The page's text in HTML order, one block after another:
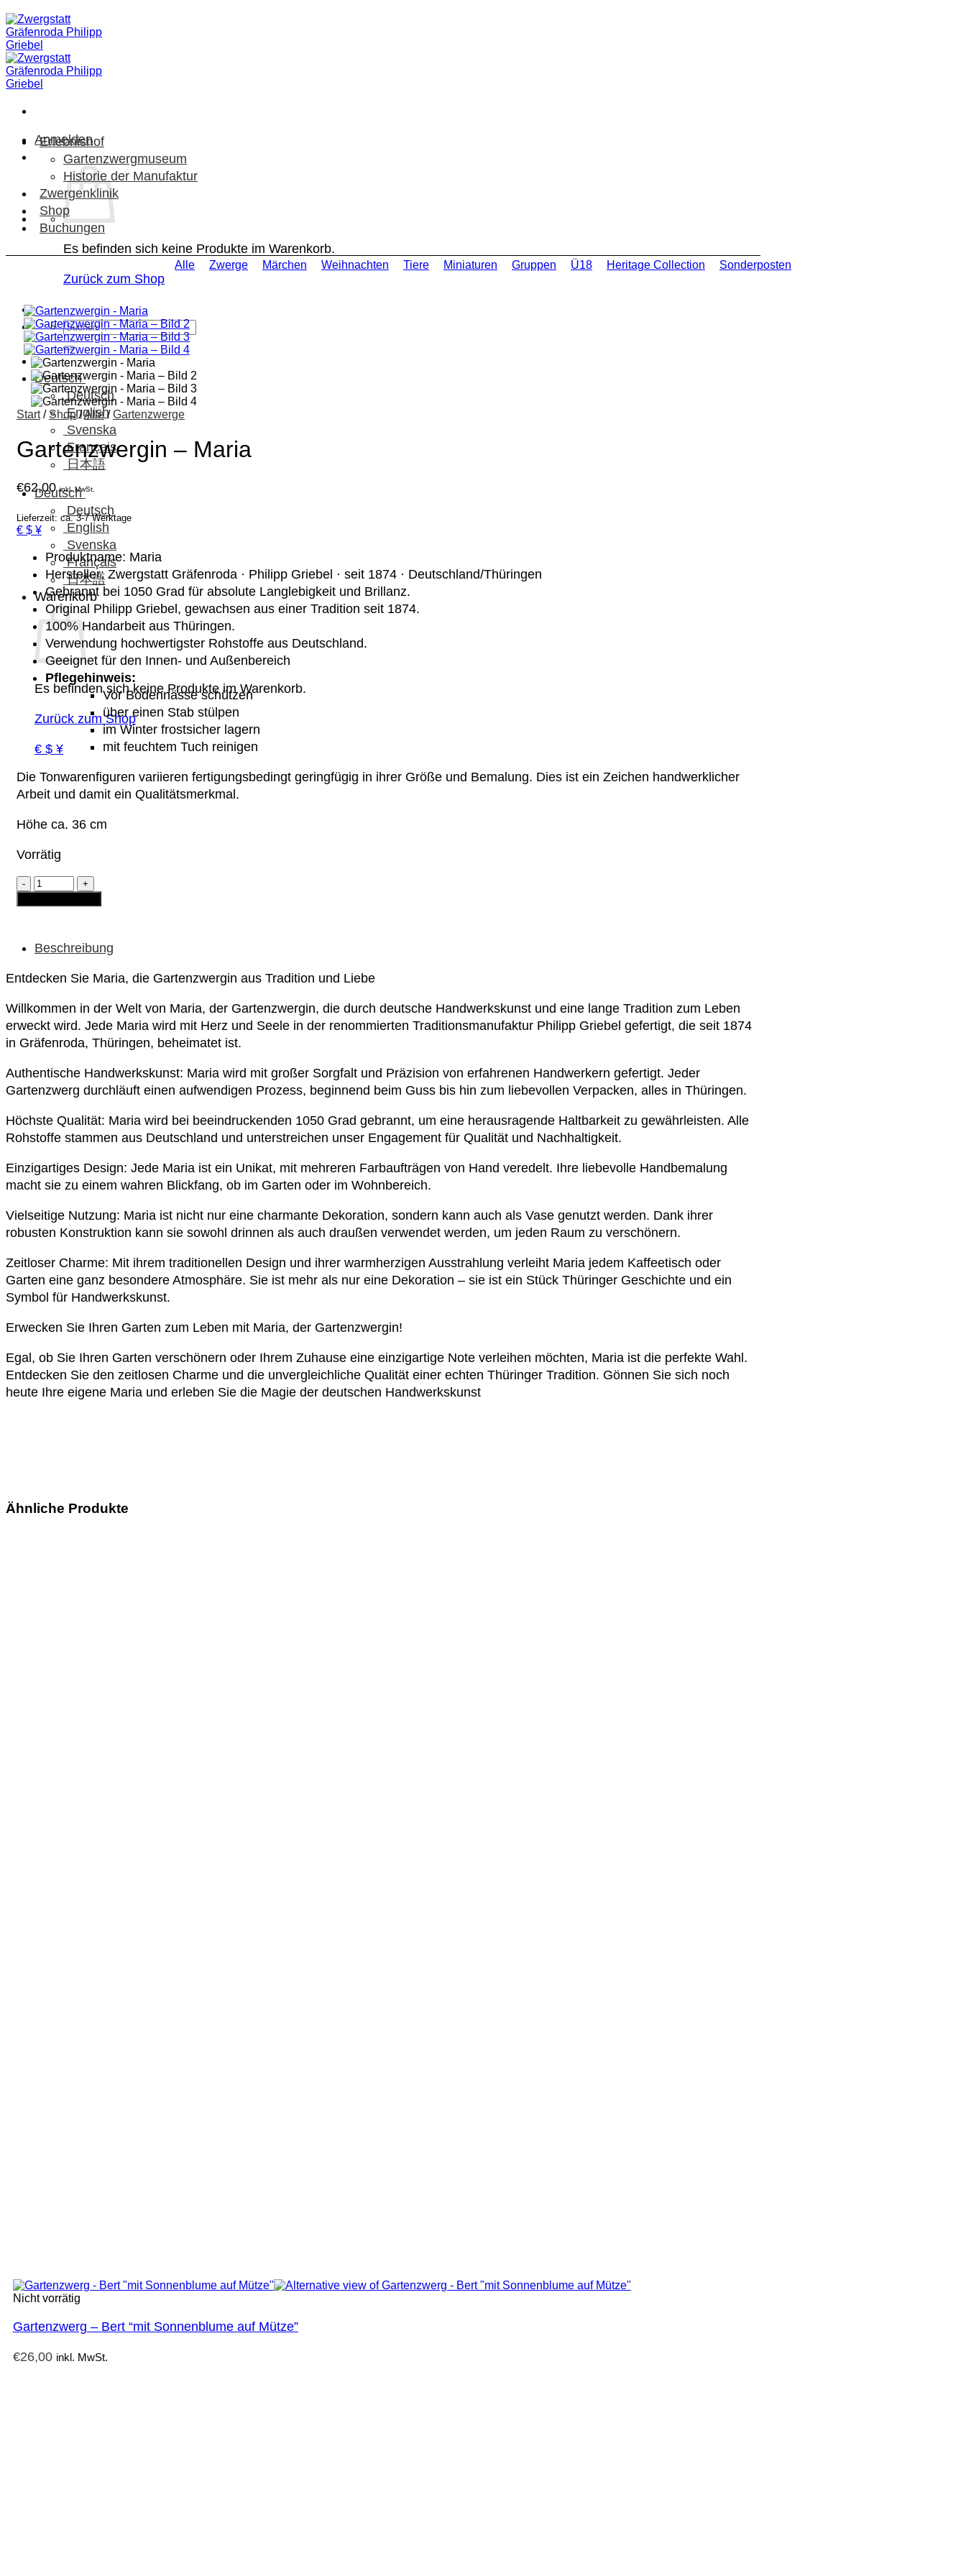
Zum
Inhalt
springen
Anmelden
Es befinden sich keine Produkte im Warenkorb.
Zurück zum Shop
Suchen
nach:
Deutsch
Deutsch
English
Svenska
Français
日本語
Deutsch
Deutsch
English
Svenska
Français
日本語
Warenkorb
Es befinden sich keine Produkte im Warenkorb.
Zurück zum Shop
€ $ ¥
Erlebnishof
Gartenzwergmuseum
Historie der Manufaktur
Zwergenklinik
Shop
Buchungen
Alle Zwerge Märchen Weihnachten Tiere Miniaturen Gruppen Ü18 Heritage Collection Sonderposten
Start / Shop /Alle / Gartenzwerge
Gartenzwergin – Maria
€62,00 inkl. MwSt.
Lieferzeit: ca. 3-7 Werktage
€ $ ¥
Produktname: Maria
Hersteller: Zwergstatt Gräfenroda · Philipp Griebel · seit 1874 · Deutschland/Thüringen
Gebrannt bei 1050 Grad für absolute Langlebigkeit und Brillanz.
Original Philipp Griebel, gewachsen aus einer Tradition seit 1874.
100% Handarbeit aus Thüringen.
Verwendung hochwertigster Rohstoffe aus Deutschland.
Geeignet für den Innen- und Außenbereich
Pflegehinweis:
Vor Bodennässe schützen
über einen Stab stülpen
im Winter frostsicher lagern
mit feuchtem Tuch reinigen
Die Tonwarenfiguren variieren fertigungsbedingt geringfügig in ihrer Größe und Bemalung. Dies ist ein Zeichen handwerklicher
Arbeit und damit ein Qualitätsmerkmal.
Höhe ca. 36 cm
Vorrätig
Gartenzwergin
-
Maria
Beschreibung
Entdecken Sie Maria, die Gartenzwergin aus Tradition und Liebe
Willkommen in der Welt von Maria, der Gartenzwergin, die durch deutsche Handwerkskunst und eine lange Tradition zum Leben
erweckt wird. Jede Maria wird mit Herz und Seele in der renommierten Traditionsmanufaktur Philipp Griebel gefertigt, die seit 1874
in Gräfenroda, Thüringen, beheimatet ist.
Authentische Handwerkskunst: Maria wird mit großer Sorgfalt und Präzision von erfahrenen Handwerkern gefertigt. Jeder
Gartenzwerg durchläuft einen aufwendigen Prozess, beginnend beim Guss bis hin zum liebevollen Verpacken, alles in Thüringen.
Höchste Qualität: Maria wird bei beeindruckenden 1050 Grad gebrannt, um eine herausragende Haltbarkeit zu gewährleisten. Alle
Rohstoffe stammen aus Deutschland und unterstreichen unser Engagement für Qualität und Nachhaltigkeit.
Einzigartiges Design: Jede Maria ist ein Unikat, mit mehreren Farbaufträgen von Hand veredelt. Ihre liebevolle Handbemalung
macht sie zu einem wahren Blickfang, ob im Garten oder im Wohnbereich.
Vielseitige Nutzung: Maria ist nicht nur eine charmante Dekoration, sondern kann auch als Vase genutzt werden. Dank ihrer
robusten Konstruktion kann sie sowohl drinnen als auch draußen verwendet werden, um jeden Raum zu verschönern.
Zeitloser Charme: Mit ihrem traditionellen Design und ihrer warmherzigen Ausstrahlung verleiht Maria jedem Kaffeetisch oder
Garten eine ganz besondere Atmosphäre. Sie ist mehr als nur eine Dekoration – sie ist ein Stück Thüringer Geschichte und ein
Symbol für Handwerkskunst.
Erwecken Sie Ihren Garten zum Leben mit Maria, der Gartenzwergin!
Egal, ob Sie Ihren Garten verschönern oder Ihrem Zuhause eine einzigartige Note verleihen möchten, Maria ist die perfekte Wahl.
Entdecken Sie den zeitlosen Charme und die unvergleichliche Qualität einer echten Thüringer Tradition. Gönnen Sie sich noch
heute Ihre eigene Maria und erleben Sie die Magie der deutschen Handwerkskunst
Ähnliche Produkte
Nicht vorrätig
Gartenzwerg – Bert “mit Sonnenblume auf Mütze”
€26,00 inkl. MwSt.